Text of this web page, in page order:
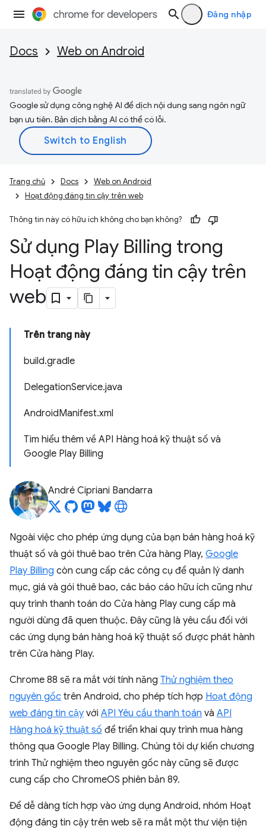
Đăng nhập
Docs Web on Android
Google sử dụng công nghệ AI để dịch nội dung sang ngôn ngữ
bạn ưu tiên. Bản dịch bằng AI có thể có lỗi.
Trang chủ Docs
Web on Android
Hoạt động đáng tin cậy trên web
Thông tin này có hữu ích không cho bạn không?
Sử dụng Play Billing trong
Hoạt động đáng tin cậy trên
web
Trên trang này
build.gradle
DelegationService.java
AndroidManifest.xml
Tìm hiểu thêm về API Hàng hoá kỹ thuật số và
Google Play Billing
André Cipriani Bandarra
Ngoài việc cho phép ứng dụng của bạn bán hàng hoá kỹ
thuật số và gói thuê bao trên Cửa hàng Play, Google
Play Billing còn cung cấp các công cụ để quản lý danh
mục, giá và gói thuê bao, các báo cáo hữu ích cũng như
quy trình thanh toán do Cửa hàng Play cung cấp mà
người dùng đã quen thuộc. Đây cũng là yêu cầu đối với
các ứng dụng bán hàng hoá kỹ thuật số được phát hành
trên Cửa hàng Play.
Chrome 88 sẽ ra mắt với tính năng Thử nghiệm theo
nguyên gốc trên Android, cho phép tích hợp Hoạt động
web đáng tin cậy với API Yêu cầu thanh toán và API
Hàng hoá kỹ thuật số để triển khai quy trình mua hàng
thông qua Google Play Billing. Chúng tôi dự kiến chương
trình Thử nghiệm theo nguyên gốc này cũng sẽ được
cung cấp cho ChromeOS phiên bản 89.
Để dễ dàng tích hợp vào ứng dụng Android, nhóm Hoạt
động đáng tin cậy trên web sẽ ra mắt một thư viện tiện